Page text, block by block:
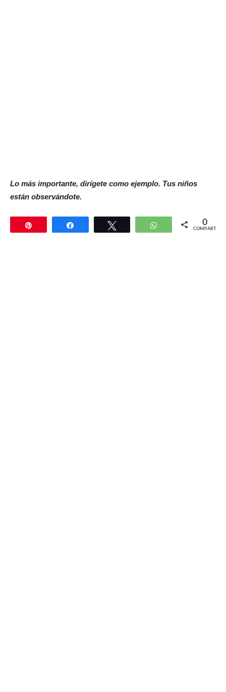
Lo más importante, dirígete como ejemplo. Tus niños
están observándote.
Compartir WhatsApp 0
COMPARTIR